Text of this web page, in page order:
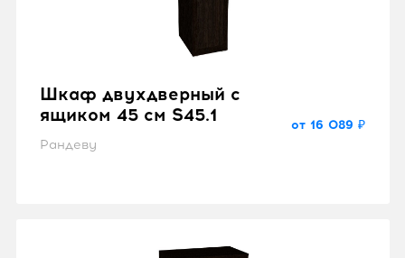
Шкаф двухдверный с
ящиком 45 см S45.1
Рандеву
от 16 089 ₽